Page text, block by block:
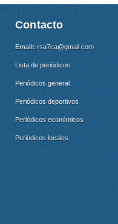
Contacto
Email: rsa7ca@gmail.com
Lista de periódicos
Periódicos general
Periódicos deportivos
Periódicos económicos
Periódicos locales